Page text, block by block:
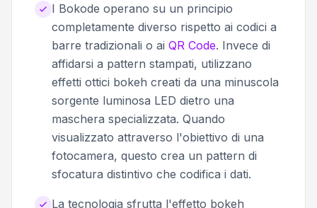
I Bokode operano su un principio
completamente diverso rispetto ai codici a
barre tradizionali o ai QR Code. Invece di
affidarsi a pattern stampati, utilizzano
effetti ottici bokeh creati da una minuscola
sorgente luminosa LED dietro una
maschera specializzata. Quando
visualizzato attraverso l'obiettivo di una
fotocamera, questo crea un pattern di
sfocatura distintivo che codifica i dati.
La tecnologia sfrutta l'effetto bokeh